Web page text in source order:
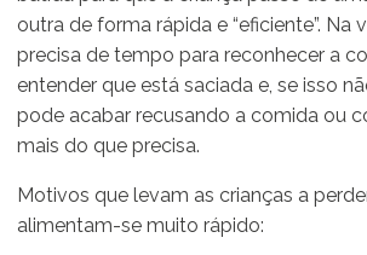
outra de forma rápida e “eficiente”. Na
precisa de tempo para reconhecer a
entender que está saciada e, se isso
pode acabar recusando a comida ou
mais do que precisa.
Motivos que levam as crianças a
alimentam-se muito rápido: